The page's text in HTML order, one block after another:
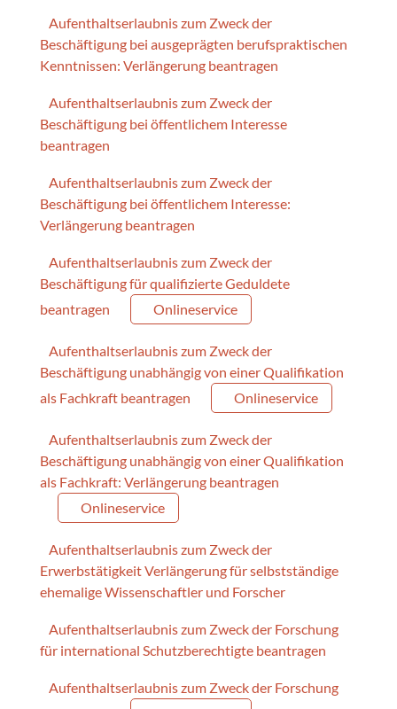
Aufenthaltserlaubnis zum Zweck der
Beschäftigung bei ausgeprägten berufspraktischen
Kenntnissen: Verlängerung beantragen
Aufenthaltserlaubnis zum Zweck der
Beschäftigung bei öffentlichem Interesse
beantragen
Aufenthaltserlaubnis zum Zweck der
Beschäftigung bei öffentlichem Interesse:
Verlängerung beantragen
Aufenthaltserlaubnis zum Zweck der
Beschäftigung für qualifizierte Geduldete
beantragen
Onlineservice
Aufenthaltserlaubnis zum Zweck der
Beschäftigung unabhängig von einer Qualifikation
als Fachkraft beantragen
Onlineservice
Aufenthaltserlaubnis zum Zweck der
Beschäftigung unabhängig von einer Qualifikation
als Fachkraft: Verlängerung beantragen
Onlineservice
Aufenthaltserlaubnis zum Zweck der
Erwerbstätigkeit Verlängerung für selbstständige
ehemalige Wissenschaftler und Forscher
Aufenthaltserlaubnis zum Zweck der Forschung
für international Schutzberechtigte beantragen
Aufenthaltserlaubnis zum Zweck der Forschung